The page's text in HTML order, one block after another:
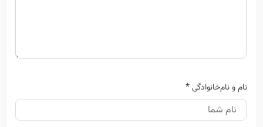
نام و نام‌خانوادگی*